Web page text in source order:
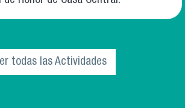
todas las Actividades